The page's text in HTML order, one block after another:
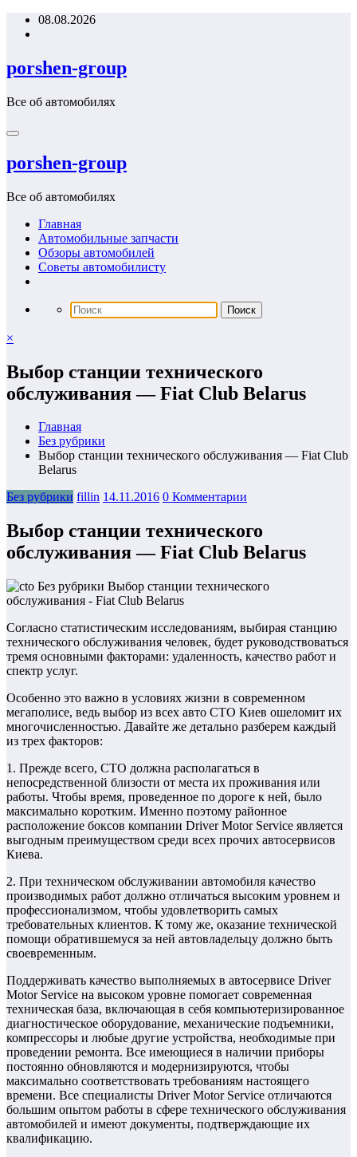
Перейти08.08.2026
porshen-group
Все об автомобилях
porshen-group
Все об автомобилях
Главная
Автомобильные запчасти
Обзоры автомобилей
Советы автомобилисту
×
Выбор станции технического
обслуживания — Fiat Club Belarus
Главная
Без рубрики
Выбор станции технического обслуживания — Fiat Club
Belarus
Без рубрики fillin 14.11.2016 0 Комментарии
Выбор станции технического
обслуживания — Fiat Club Belarus
Согласно статистическим исследованиям, выбирая станцию
технического обслуживания человек, будет руководствоваться
тремя основными факторами: удаленность, качество работ и
спектр услуг.
Особенно это важно в условиях жизни в современном
мегаполисе, ведь выбор из всех авто СТО Киев ошеломит их
многочисленностью. Давайте же детально разберем каждый
из трех факторов:
1. Прежде всего, СТО должна располагаться в
непосредственной близости от места их проживания или
работы. Чтобы время, проведенное по дороге к ней, было
максимально коротким. Именно поэтому районное
расположение боксов компании Driver Motor Service является
выгодным преимуществом среди всех прочих автосервисов
Киева.
2. При техническом обслуживании автомобиля качество
производимых работ должно отличаться высоким уровнем и
профессионализмом, чтобы удовлетворить самых
требовательных клиентов. К тому же, оказание технической
помощи обратившемуся за ней автовладельцу должно быть
своевременным.
Поддерживать качество выполняемых в автосервисе Driver
Motor Service на высоком уровне помогает современная
техническая база, включающая в себя компьютеризированное
диагностическое оборудование, механические подъемники,
компрессоры и любые другие устройства, необходимые при
проведении ремонта. Все имеющиеся в наличии приборы
постоянно обновляются и модернизируются, чтобы
максимально соответствовать требованиям настоящего
времени. Все специалисты Driver Motor Service отличаются
большим опытом работы в сфере технического обслуживания
автомобилей и имеют документы, подтверждающие их
квалификацию.